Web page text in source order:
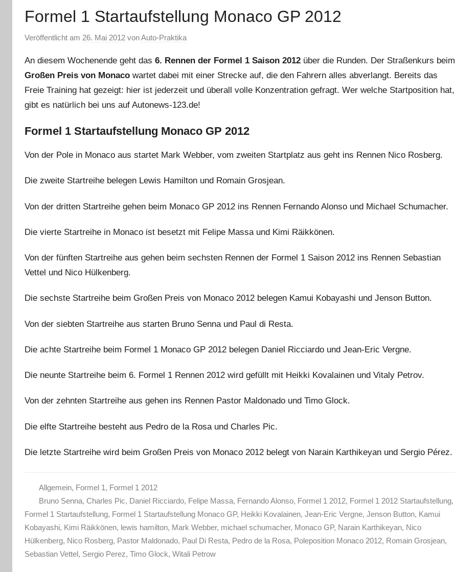
Formel 1 Startaufstellung Monaco GP 2012
Veröffentlicht am 26. Mai 2012 vonAuto-Praktika
An diesem Wochenende geht das 6. Rennen der Formel 1 Saison 2012 über die Runden. Der Straßenkurs beim
Großen Preis von Monaco wartet dabei mit einer Strecke auf, die den Fahrern alles abverlangt. Bereits das
Freie Training hat gezeigt: hier ist jederzeit und überall volle Konzentration gefragt. Wer welche Startposition hat,
gibt es natürlich bei uns auf Autonews-123.de!
Formel 1 Startaufstellung Monaco GP 2012
Von der Pole in Monaco aus startet Mark Webber, vom zweiten Startplatz aus geht ins Rennen Nico Rosberg.
Die zweite Startreihe belegen Lewis Hamilton und Romain Grosjean.
Von der dritten Startreihe gehen beim Monaco GP 2012 ins Rennen Fernando Alonso und Michael Schumacher.
Die vierte Startreihe in Monaco ist besetzt mit Felipe Massa und Kimi Räikkönen.
Von der fünften Startreihe aus gehen beim sechsten Rennen der Formel 1 Saison 2012 ins Rennen Sebastian
Vettel und Nico Hülkenberg.
Die sechste Startreihe beim Großen Preis von Monaco 2012 belegen Kamui Kobayashi und Jenson Button.
Von der siebten Startreihe aus starten Bruno Senna und Paul di Resta.
Die achte Startreihe beim Formel 1 Monaco GP 2012 belegen Daniel Ricciardo und Jean-Eric Vergne.
Die neunte Startreihe beim 6. Formel 1 Rennen 2012 wird gefüllt mit Heikki Kovalainen und Vitaly Petrov.
Von der zehnten Startreihe aus gehen ins Rennen Pastor Maldonado und Timo Glock.
Die elfte Startreihe besteht aus Pedro de la Rosa und Charles Pic.
Die letzte Startreihe wird beim Großen Preis von Monaco 2012 belegt von Narain Karthikeyan und Sergio Pérez.
Allgemein, Formel 1, Formel 1 2012
Bruno Senna, Charles Pic, Daniel Ricciardo, Felipe Massa, Fernando Alonso, Formel 1 2012, Formel 1 2012 Startaufstellung,
Formel 1 Startaufstellung, Formel 1 Startaufstellung Monaco GP, Heikki Kovalainen, Jean-Eric Vergne, Jenson Button, Kamui
Kobayashi, Kimi Räikkönen, lewis hamilton, Mark Webber, michael schumacher, Monaco GP, Narain Karthikeyan, Nico
Hülkenberg, Nico Rosberg, Pastor Maldonado, Paul Di Resta, Pedro de la Rosa, Poleposition Monaco 2012, Romain Grosjean,
Sebastian Vettel, Sergio Perez, Timo Glock, Witali Petrow